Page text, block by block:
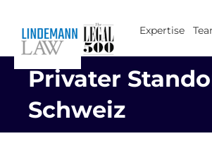
Inhalt
springen
Expertise
Privater
Schweiz